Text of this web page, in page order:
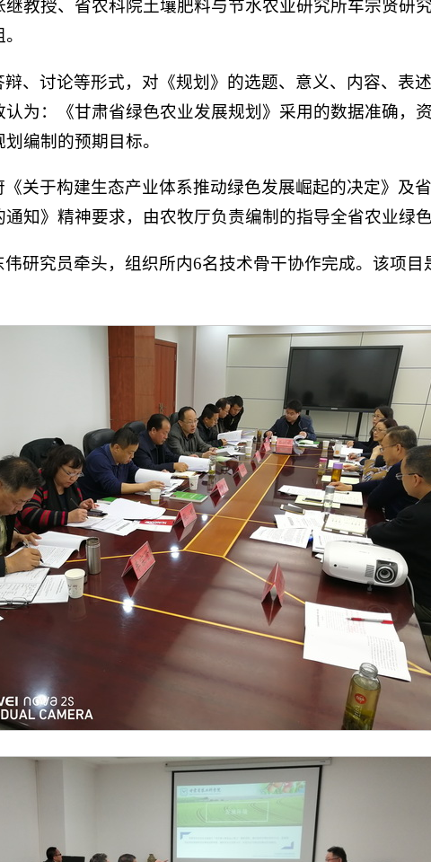
教授、省农科院土壤肥料与节水农业研究所车宗贤研
、讨论等形式，对《规划》的选题、意义、内容、表
为：《甘肃省绿色农业发展规划》采用的数据准确，
编制的预期目标。
关于构建生态产业体系推动绿色发展崛起的决定》及
知》精神要求，由农牧厅负责编制的指导全省农业绿
研究员牵头，组织所内6名技术骨干协作完成。该项目